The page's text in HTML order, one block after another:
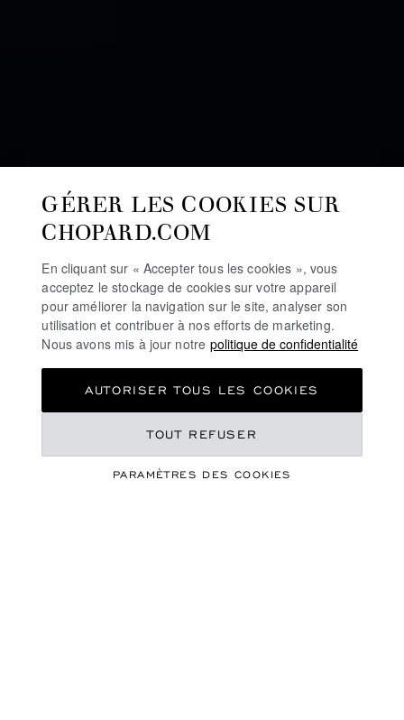
THE QUEEN OF
GÉRER LES COOKIES SUR
CHOPARD.COM
En cliquant sur « Accepter tous les cookies », vous
acceptez le stockage de cookies sur votre appareil
pour améliorer la navigation sur le site, analyser son
utilisation et contribuer à nos efforts de marketing.
Nous avons mis à jour notre politique de confidentialité
PARAMÈTRES DES COOKIES
TOUT REFUSER
AUTORISER TOUS LES COOKIES